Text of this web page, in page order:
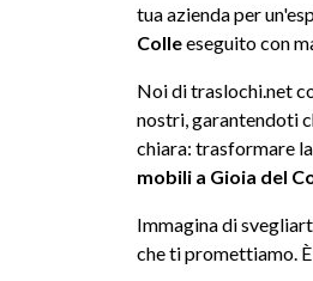
tua azienda per
Colleeseguito con
Noi di traslochi.net
nostri, garantendoti
chiara: trasformare
mobili a Gioia del
Immagina di
che ti promettiamo.